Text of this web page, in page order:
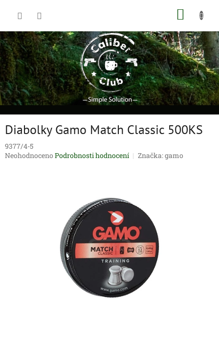
Diabolky Gamo Match Classic 500KS
9377/4-5
Průměrné
Neohodnoceno Podrobnosti hodnocení Značka:gamo